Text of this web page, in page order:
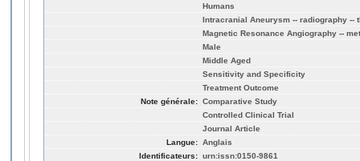
Humans
Intracranial Aneurysm -- radiography --
Magnetic Resonance Angiography --
Male
Middle Aged
Sensitivity and Specificity
Treatment Outcome
Note générale: Comparative Study
Controlled Clinical Trial
Journal Article
Langue: Anglais
Identificateurs: urn:issn:0150-9861